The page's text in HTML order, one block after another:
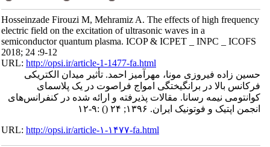
Hosseinzade Firouzi M, Mehramiz A. The effects of high frequency
electric field on the excitation of ultrasonic waves in a
semiconductor quantum plasma. ICOP & ICPET _ INPC _ ICOFS
2018; 24 :9-12
URL:http://opsi.ir/article-1-1477-fa.html
حسین زاده فیروزی مونا، مهرآمیز احمد. تأثیر میدان الکتریکی
فرکانس بالا در برانگیختگی امواج فراصوت در یک پلاسمای
کوانتومی نیمه رسانا. مقالات پذیرفته و ارائه شده در کنفرانس‌های
انجمن اپتیک و فوتونیک ایران. ۱۳۹۶; ۲۴
() :۹-۱۲
URL:http://opsi.ir/article-۱-۱۴۷۷-fa.html